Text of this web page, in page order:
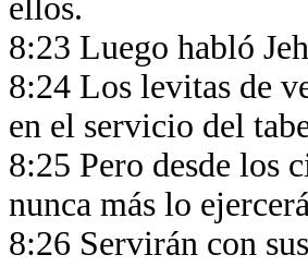
ellos.
8:23 Luego habló
8:24 Los levitas de
en el servicio del
8:25 Pero desde los
nunca más lo
8:26 Servirán con